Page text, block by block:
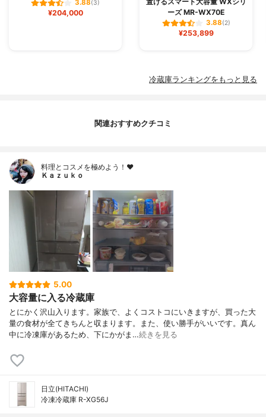
3.88(3)
¥204,000
ーズ MR-WX70E
3.88(2)
¥253,899
冷蔵庫ランキングをもっと見る
関連おすすめクチコミ
料理とコスメを極めよう！♥
Ｋａｚｕｋｏ
5.00
大容量に入る冷蔵庫
とにかく沢山入ります。家族で、よくコストコにいきますが、買った大
量の食材が全てきちんと収まります。また、使い勝手がいいです。真ん
中に冷凍庫があるため、下にかがま…続きを見る
日立(HITACHI)
冷凍冷蔵庫 R-XG56J